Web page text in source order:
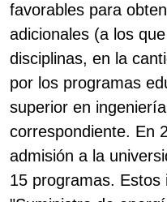
favorables para
adicionales (a los
disciplinas, en la
por los programas
superior en
correspondiente. En
admisión a la
15 programas. Estos